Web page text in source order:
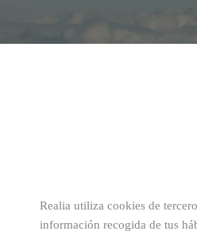
Realia utiliza cookies de
información recogida de tus